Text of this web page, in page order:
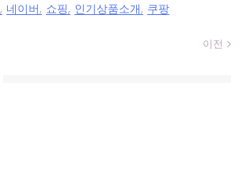
네이버 쇼핑 인기상품소개 쿠팡
이전